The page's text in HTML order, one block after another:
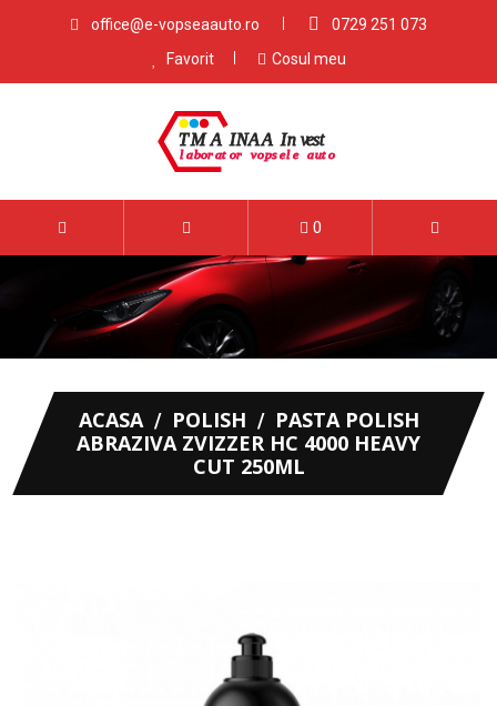
office@e-vopseaauto.ro
0729 251 073
Favorit
Cosul meu
0
ACASA POLISH
PASTA POLISH
ABRAZIVA ZVIZZER HC 4000 HEAVY
CUT 250ML